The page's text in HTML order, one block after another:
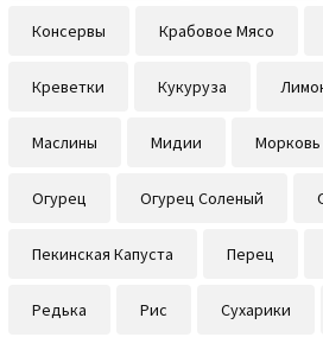
Консервы Крабовое Мясо
Креветки Кукуруза
Маслины Мидии Морковь
Огурец Огурец Соленый
Пекинская Капуста Перец
Редька Рис Сухарики